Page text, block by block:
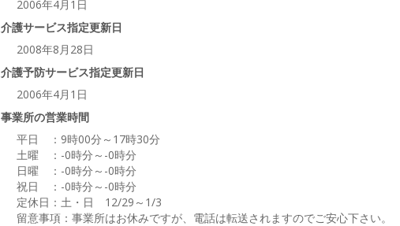
2006年4月1日
介護サービス指定更新日
2008年8月28日
介護予防サービス指定更新日
2006年4月1日
事業所の営業時間
平日 ：9時00分～17時30分
土曜 ：-0時分～-0時分
日曜 ：-0時分～-0時分
祝日 ：-0時分～-0時分
定休日：土・日 12/29～1/3
留意事項：事業所はお休みですが、電話は転送されますのでご安心下さい。